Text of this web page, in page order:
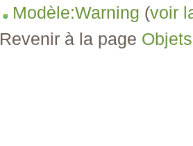
Modèle:Warning (voir
Revenir à la page